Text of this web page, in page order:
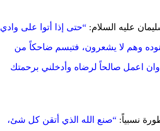
عليه السلام: “حتى إذا أتوا على وادي
وهم لا يشعرون، فتبسم ضاحكاً من
اعمل صالحاً لرضاه وأدخلني برحمتك
نسبياً: “صنع الله الذي أتقن كل شئ،